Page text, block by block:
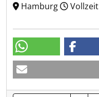
Hamburg
Vollzeit